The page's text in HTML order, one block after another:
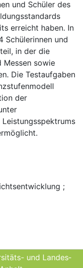
und Schüler des
erreicht haben. In
Schülerinnen und
in der die
Messen sowie
Die Testaufgaben
der
;
und Landes­